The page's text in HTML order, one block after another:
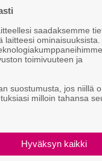
saadaksemme
laitteesi
toimivuuteen ja
suostumusta, jos niillä
milloin tahansa
Hyväksyn kaikki